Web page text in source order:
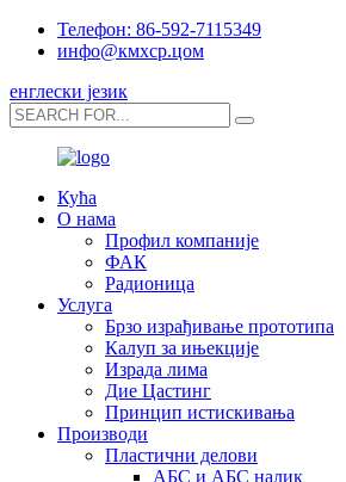
Телефон: 86-592-7115349
инфо@кмхср.цом
енглески језик
Кућа
О нама
Профил компаније
ФАК
Радионица
Услуга
Брзо израђивање прототипа
Калуп за ињекције
Израда лима
Дие Цастинг
Принцип истискивања
Производи
Пластични делови
АБС и АБС налик